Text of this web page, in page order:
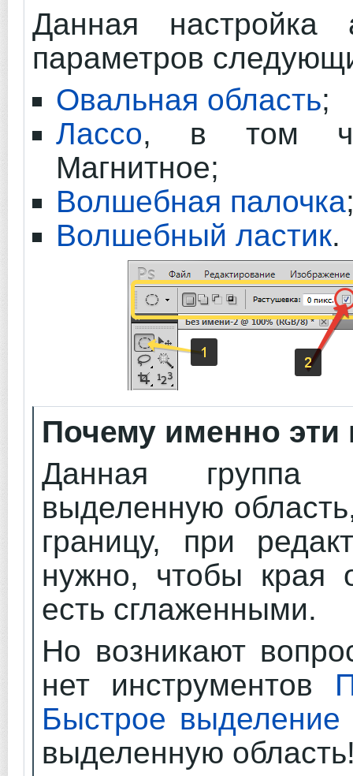
Данная настройка
параметров
Овальная область;
Лассо, в том
Магнитное;
Волшебная палочка
Волшебный ластик.
Почему именно эти
Данная группа
выделенную
границу, при
нужно, чтобы края
есть сглаженными.
Но возникают
нет инструментов
Быстрое выделение
выделенную